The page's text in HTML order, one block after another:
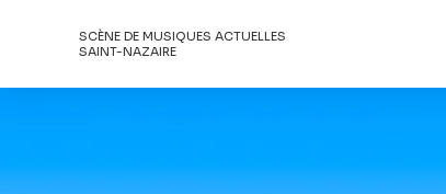
SCÈNE DE MUSIQUES ACTUELLES
SAINT-NAZAIRE